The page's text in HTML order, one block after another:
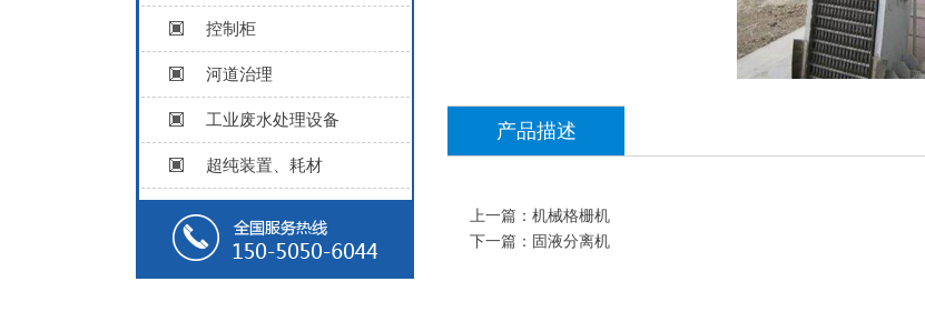
控制柜
河道治理
工业废水处理设备
超纯装置、耗材
产品描述
上一篇： 机械格栅机
下一篇： 固液分离机